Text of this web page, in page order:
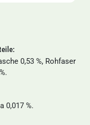
0,53 %, Rohfaser
0,017 %.